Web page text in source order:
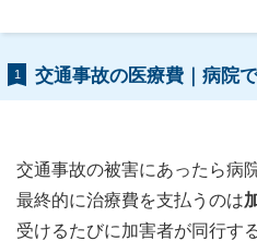
1 交通事故の医療費｜病院
交通事故の被害にあったら病
最終的に治療費を支払うのは
受けるたびに加害者が同行す